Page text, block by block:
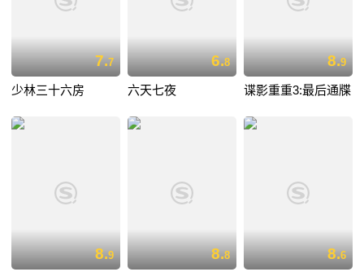
7.7
少林三十六房
6.8
六天七夜
8.9
谍影重重3:最后通牒
8.9 8.8 8.6